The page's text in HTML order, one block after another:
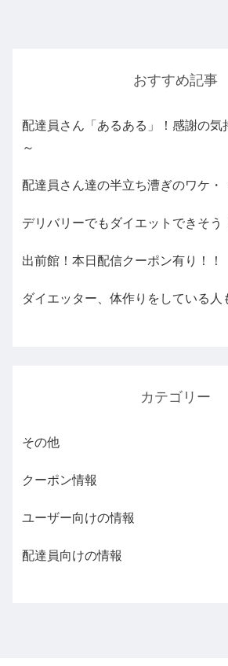
おすすめ記事
配達員さん「あるある」！感謝の気
～
配達員さん達の半立ち漕ぎのワケ・
デリバリーでもダイエットできそう
出前館！本日配信クーポン有り！！
ダイエッター、体作りをしている人
カテゴリー
その他
クーポン情報
ユーザー向けの情報
配達員向けの情報